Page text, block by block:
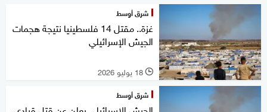
شرق أوسط
غزة.. مقتل 14 فلسطينيا نتيجة هجمات
الجيش الإسرائيلي
l 18 يوليو 2026
شرق أوسط